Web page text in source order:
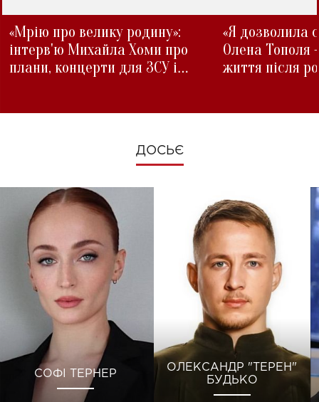
«Мрію про велику родину»:
інтерв'ю Михайла Хоми про
плани, концерти для ЗСУ і
«Я дозволила
Олена Тополя
життя після
ДОСЬЄ
СОФІ ТЕРНЕР
ОЛЕКСАНДР "ТЕРЕН"
БУДЬКО